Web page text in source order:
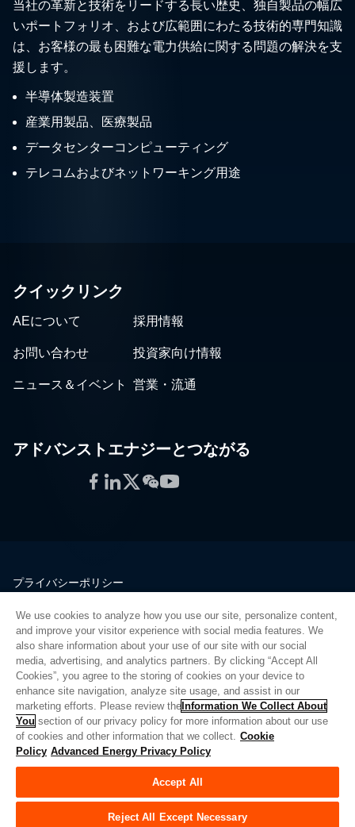
当社の革新と技術をリードする長い歴史、独自製品の幅広
いポートフォリオ、および広範囲にわたる技術的専門知識
は、お客様の最も困難な電力供給に関する問題の解決を支
援します。
半導体製造装置
産業用製品、医療製品
データセンターコンピューティング
テレコムおよびネットワーキング用途
クイックリンク
AEについて 採用情報
お問い合わせ 投資家向け情報
ニュース＆イベント 営業・流通
アドバンストエナジーとつながる
Facebook
LinkedIn
Twitter
WeChat
YouTube
プライバシーポリシー
品質
サイトマップ
サプライヤーポータル
UK Modern Slavery Act
Privacy Preferences
Do Not Sell or Share My Personal Information
Limit the Use of My Sensitive Personal Information
© Copyright 2026 アドバンスドエナジー | ビルド 39545
We use cookies to analyze how you use our site, personalize content,
and improve your visitor experience with social media features. We
also share information about your use of our site with our social
media, advertising, and analytics partners. By clicking “Accept All
Cookies”, you agree to the storing of cookies on your device to
enhance site navigation, analyze site usage, and assist in our
marketing efforts. Please review the Information We Collect About
You section of our privacy policy for more information about our use
of cookies and other information that we collect. Cookie
Policy Advanced Energy Privacy Policy
Accept All
Reject All Except Necessary